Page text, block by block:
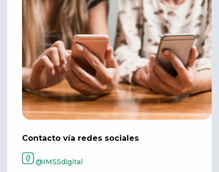
Contacto vía redes sociales
@IMSSdigital